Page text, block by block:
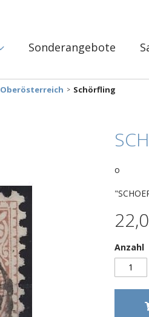
Sonderangebote
Oberösterreich Schörfling
o
Anzahl